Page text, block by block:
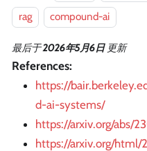
rag
compound-ai
最后于2026年5月6日 更新
References:
https://
d-ai-systems/
https://arxiv.org/abs/
https://arxiv.org/